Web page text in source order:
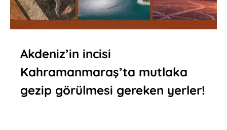
Akdeniz’in incisi
Kahramanmaraş’ta mutlaka
gezip görülmesi gereken yerler!